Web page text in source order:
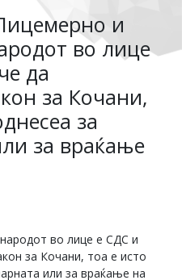
и
во лице
да
за Кочани,
за
за враќање
во лице е СДС и
за Кочани, тоа е исто
или за враќање на